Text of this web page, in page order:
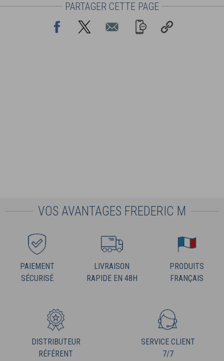
PARTAGER CETTE PAGE
VOS AVANTAGES FREDERIC M
PAIEMENT
SÉCURISÉ
LIVRAISON
RAPIDE EN 48H
PRODUITS
FRANÇAIS
DISTRIBUTEUR
RÉFÉRENT
SERVICE CLIENT
7/7